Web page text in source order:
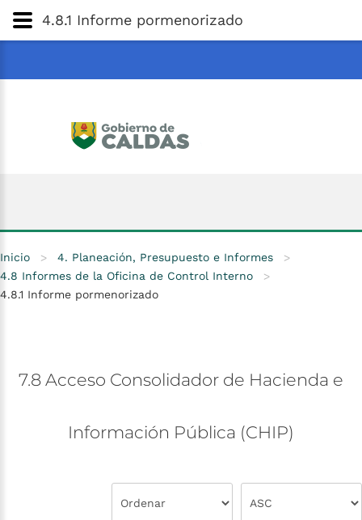
Gobernación de Caldas
4.8.1 Informe pormenorizado
Inicio > 4. Planeación, Presupuesto e Informes
>
4.8 Informes de la Oficina de Control Interno
>
4.8.1 Informe pormenorizado
7.8 Acceso Consolidador de Hacienda e
Información Pública (CHIP)